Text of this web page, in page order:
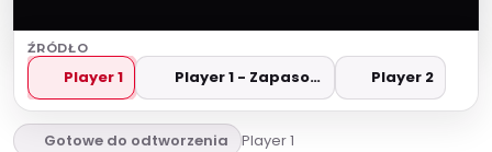
ŹRÓDŁO
Player 1 Player 1 - Zapasowe Player 2
Gotowe do odtworzenia Player 1